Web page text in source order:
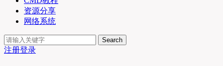
资源分享
网络系统
Search
注册登录